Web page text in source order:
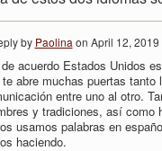
by Paolina on April 12,
acuerdo Estados Unidos
te abre muchas puertas
entre uno al otro.
y tradiciones, así como
usamos palabras en
haciendo.